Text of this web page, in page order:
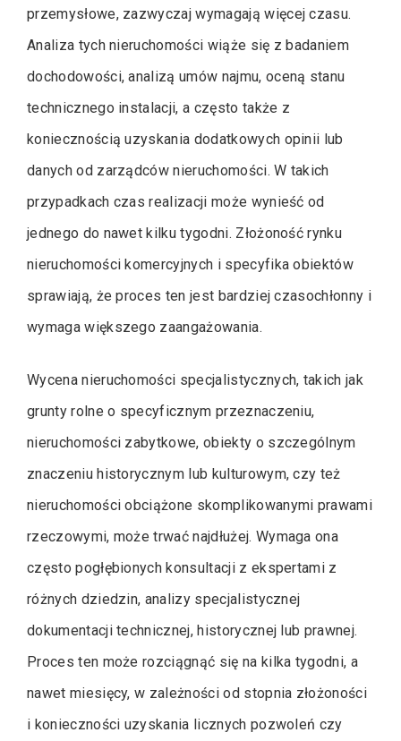
przemysłowe, zazwyczaj wymagają więcej czasu.
Analiza tych nieruchomości wiąże się z badaniem
dochodowości, analizą umów najmu, oceną stanu
technicznego instalacji, a często także z
koniecznością uzyskania dodatkowych opinii lub
danych od zarządców nieruchomości. W takich
przypadkach czas realizacji może wynieść od
jednego do nawet kilku tygodni. Złożoność rynku
nieruchomości komercyjnych i specyfika obiektów
sprawiają, że proces ten jest bardziej czasochłonny i
wymaga większego zaangażowania.
Wycena nieruchomości specjalistycznych, takich jak
grunty rolne o specyficznym przeznaczeniu,
nieruchomości zabytkowe, obiekty o szczególnym
znaczeniu historycznym lub kulturowym, czy też
nieruchomości obciążone skomplikowanymi prawami
rzeczowymi, może trwać najdłużej. Wymaga ona
często pogłębionych konsultacji z ekspertami z
różnych dziedzin, analizy specjalistycznej
dokumentacji technicznej, historycznej lub prawnej.
Proces ten może rozciągnąć się na kilka tygodni, a
nawet miesięcy, w zależności od stopnia złożoności
i konieczności uzyskania licznych pozwoleń czy